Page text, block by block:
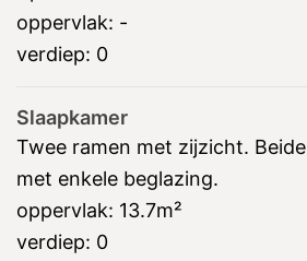
oppervlak: -
verdiep: 0
Slaapkamer
Twee ramen met zijzicht.
met enkele beglazing.
oppervlak: 13.7m²
verdiep: 0